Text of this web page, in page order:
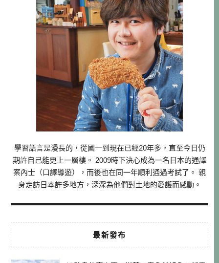
學習語言是漫長的，從國一到現在已經20年多，直至今日仍
期許自己能更上一層樓。 2009時下決心成為一名日本的通譯
案內士（口譯導遊），而後也在同一年順利通過考試了。 親
身走訪日本許多地方，深深為他們對土地的愛護而感動。
最新發布